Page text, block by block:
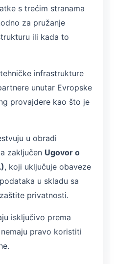
s trećim stranama
za pružanje
ili kada to
infrastrukture
unutar Evropske
provajdere kao što je
u obradi
zaključen Ugovor o
, koji uključuje obaveze
u skladu sa
privatnosti.
isključivo prema
pravo koristiti